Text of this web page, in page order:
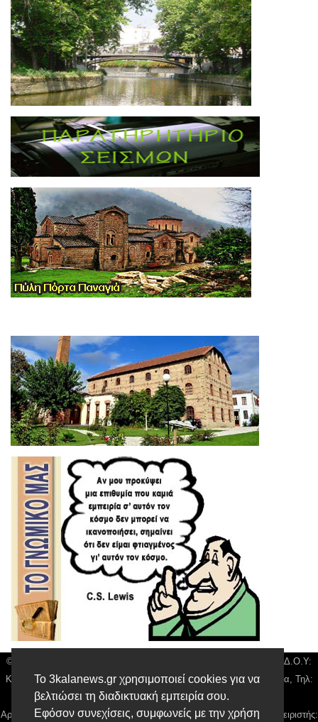
Το 3kalanews.gr χρησιμοποιεί cookies για να
βελτιώσει τη διαδικτυακή εμπειρία σου.
Εφόσον συνεχίσεις, συμφωνείς με την χρήση
© 3kala News | Διακριτικός Τίτλος: Orion Media, ΑΦΜ: 043750542, Δ.Ο.Υ:
Καρδίτσας, Υπο/μα Τρικάλων, Δ/νση: Τιουσόν 31 τ.κ 42132 Τρίκαλα, Τηλ:
24310 63300, email: news@3kalanews.gr
Αρ. Γεμή: 018804431000, Νόμιμος Εκπρόσωπος, Ιδιοκτήτης και Διαχειριστής: